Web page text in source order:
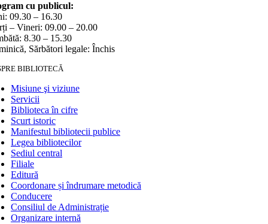
cu publicul:
09.30 – 16.30
– Vineri: 09.00 – 20.00
8.30 – 15.30
Sărbători legale: Închis
BIBLIOTECĂ
Misiune şi viziune
Servicii
Biblioteca în cifre
Scurt istoric
Manifestul bibliotecii publice
Legea bibliotecilor
Sediul central
Filiale
Editură
Coordonare și îndrumare metodică
Conducere
Consiliul de Administrație
Organizare internă